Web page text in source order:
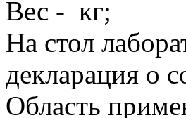
Вес - кг;
На стол
декларация о
Область